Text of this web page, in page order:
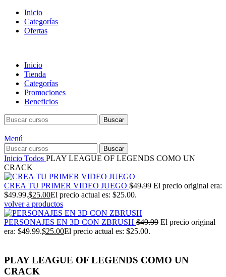
Inicio
Categorías
Ofertas
Inicio
Tienda
Categorías
Promociones
Beneficios
Buscar
Menú
Buscar
Inicio Todos PLAY LEAGUE OF LEGENDS COMO UN
CRACK
CREA TU PRIMER VIDEO JUEGO $49.99 El precio original era:
$49.99.$25.00El precio actual es: $25.00.
volver a productos
PERSONAJES EN 3D CON ZBRUSH $49.99 El precio original
era: $49.99.$25.00El precio actual es: $25.00.
PLAY LEAGUE OF LEGENDS COMO UN
CRACK